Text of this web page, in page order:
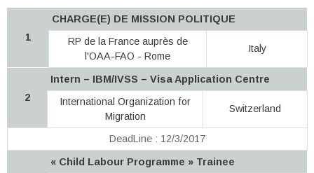
1
CHARGE(E) DE MISSION POLITIQUE
RP de la France auprès de
l'OAA-FAO - Rome
Italy
2
Intern – IBM/IVSS – Visa Application Centre
International Organization for
Migration
Switzerland
DeadLine : 12/3/2017
« Child Labour Programme » Trainee